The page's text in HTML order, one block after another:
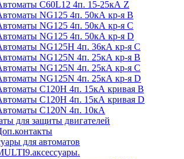
C60L12 4п. 15-25кА Z
NG125 4п. 50кА кр-я B
NG125 4п. 50кА кр-я C
NG125 4п. 50кА кр-я D
NG125H 4п. 36кА кр-я C
NG125N 4п. 25кА кр-я B
NG125N 4п. 25кА кр-я C
NG125N 4п. 25кА кр-я D
С120H 4п. 15кА кривая B
С120H 4п. 15кА кривая D
С120N 4п. 10кА
для защиты двигателей
для автоматов